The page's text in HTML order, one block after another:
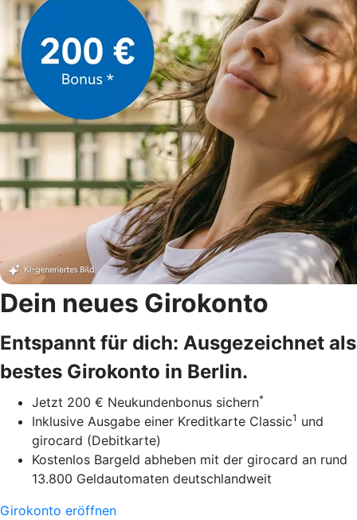
Dein neues Girokonto
Entspannt für dich: Ausgezeichnet als
bestes Girokonto in Berlin.
Jetzt 200 € Neukundenbonus sichern*
Inklusive Ausgabe einer Kreditkarte Classic1 und
girocard (Debitkarte)
Kostenlos Bargeld abheben mit der girocard an rund
13.800 Geldautomaten deutschlandweit
Girokonto eröffnen